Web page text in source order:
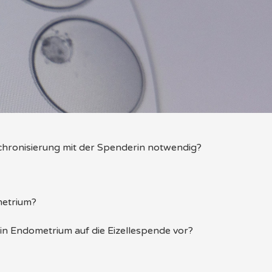
mit der Spenderin notwendig?
Endometrium auf die Eizellespende vor?